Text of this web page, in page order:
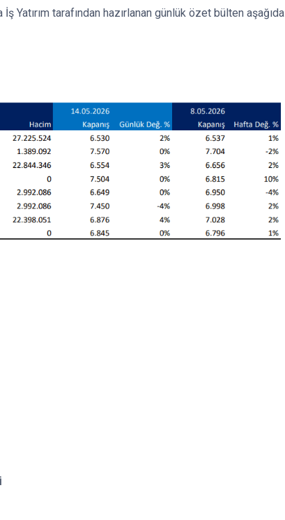
Yatırım tarafından hazırlanan günlük özet bülten aşağıda